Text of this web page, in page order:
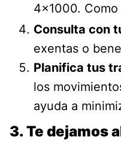
4×1000.
Consulta con
exentas o
Planifica tus
los
ayuda a
3. Te dejamos